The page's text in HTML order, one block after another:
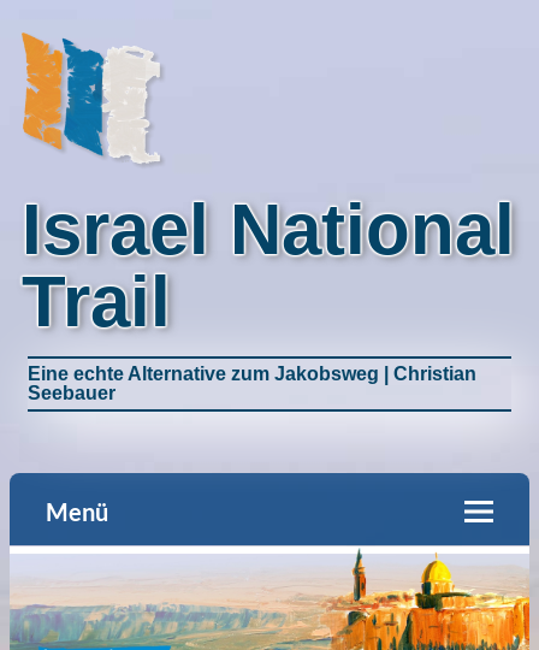
Israel National
Trail
Eine echte Alternative zum Jakobsweg | Christian
Seebauer
Menü